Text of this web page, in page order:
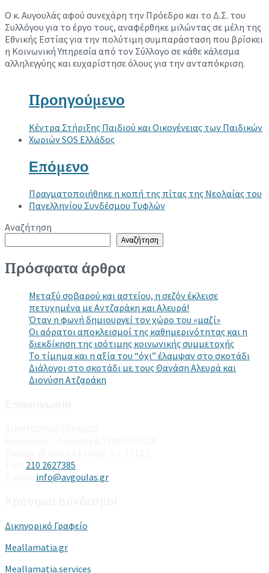
Ο κ. Αυγουλάς αφού συνεχάρη την Πρόεδρο και το Δ.Σ. του
Συλλόγου για το έργο τους, αναφέρθηκε μιλώντας σε μέλη της
Εθνικής Εστίας για την πολύτιμη συμπαράσταση που βρίσκει
η Κοινωνική Υπηρεσία από τον Σύλλογο σε κάθε κάλεσμα
αλληλεγγύης και ευχαρίστησε όλους για την ανταπόκριση.
Προηγούμενο
Κέντρα Στήριξης Παιδιού και Οικογένειας των Παιδικών
Χωριών SOS Ελλάδος
Επόμενο
Πραγματοποιήθηκε η κοπή της πίτας της Νεολαίας του
Πανελληνίου Συνδέσμου Τυφλών
Αναζήτηση
Αναζήτηση
Πρόσφατα άρθρα
Μεταξύ σοβαρού και αστείου, η σεζόν έκλεισε
πετυχημένα με Αντζαράκη και Αλευρά!
Όταν η φωνή δημιουργεί τον χώρο του «μαζί»
Οι αόρατοι αποκλεισμοί της καθημερινότητας και η
διεκδίκηση της ισότιμης κοινωνικής συμμετοχής
Το τίμημα και η αξία του “όχι” έλαμψαν στο σκοτάδι
Διάλογοι στο σκοτάδι με τους Θανάση Αλευρά και
Διονύση Ατζαράκη
210 2627385
info@avgoulas.gr
Δικηγορικό Γραφείο
Meallamatia.gr
Meallamatia.services